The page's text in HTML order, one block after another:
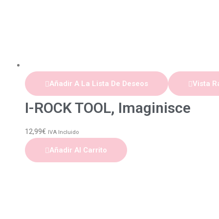
Añadir A La Lista De Deseos Vista
I-ROCK TOOL, Imaginisce
12,99€ IVA Incluido
Añadir Al Carrito